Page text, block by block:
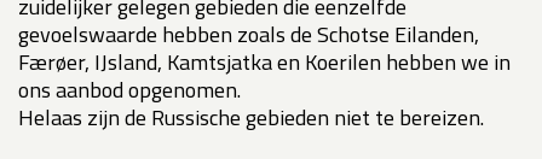
zuidelijker gelegen gebieden die eenzelfde
gevoelswaarde hebben zoals de Schotse Eilanden,
Færøer, IJsland, Kamtsjatka en Koerilen hebben we in
ons aanbod opgenomen.
Helaas zijn de Russische gebieden niet te bereizen.